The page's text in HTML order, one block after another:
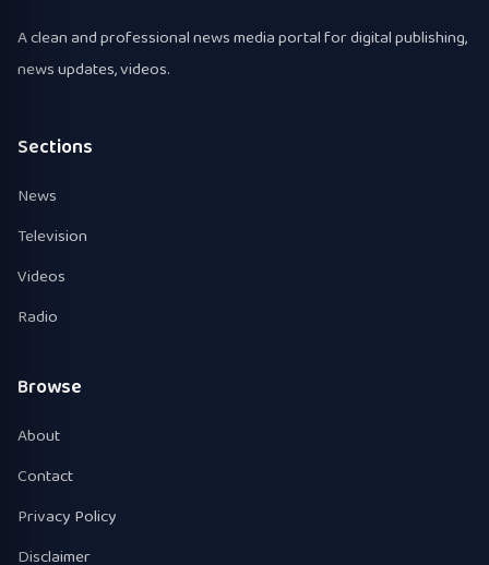
A clean and professional news media portal for digital publishing,
news updates, videos.
Sections
News
Television
Videos
Radio
Browse
About
Contact
Privacy Policy
Disclaimer